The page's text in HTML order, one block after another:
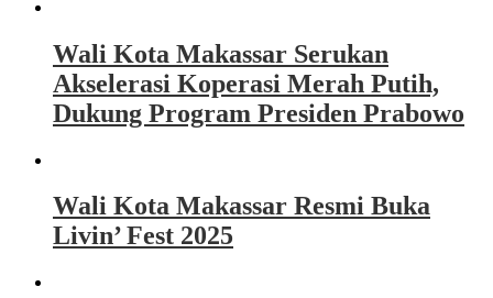
Wali Kota Makassar Serukan
Akselerasi Koperasi Merah Putih,
Dukung Program Presiden Prabowo
Wali Kota Makassar Resmi Buka
Livin’ Fest 2025